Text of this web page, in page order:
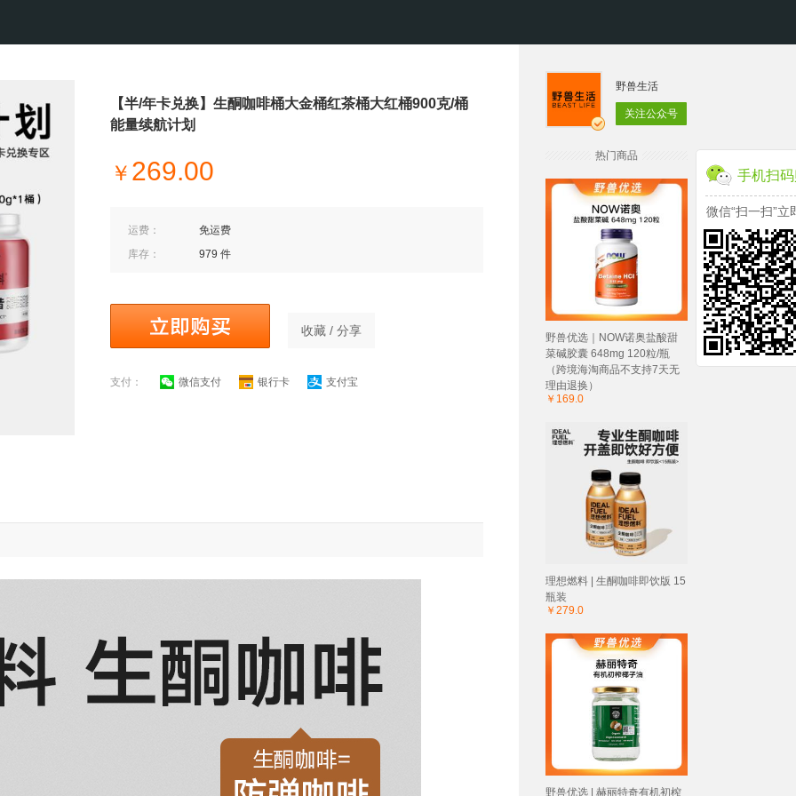
【半/年卡兑换】生酮咖啡桶大金桶红茶桶大红桶900克/桶
能量续航计划
￥ 269.00
运费：
免运费
库存：
979 件
收藏 / 分享
支付： 微信支付 银行卡 支付宝
野兽生活
关注公众号
热门商品
野兽优选｜NOW诺奥盐酸甜
菜碱胶囊 648mg 120粒/瓶
（跨境海淘商品不支持7天无
理由退换）
￥169.0
理想燃料 | 生酮咖啡即饮版 15
瓶装
￥279.0
野兽优选 | 赫丽特奇有机初榨
手机扫
微信“扫一扫”立